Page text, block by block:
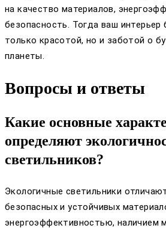
на качество материалов,
безопасность. Тогда ваш интерьер
только красотой, но и заботой о
планеты.
Вопросы и ответы
Какие основные
определяют
светильников?
Экологичные светильники
безопасных и устойчивых
энергоэффективностью, наличием